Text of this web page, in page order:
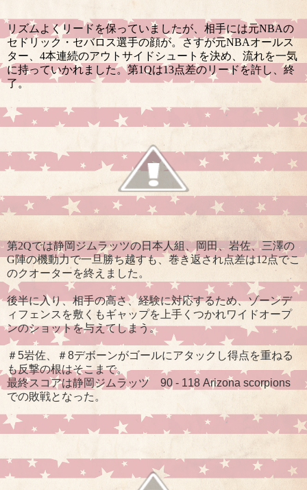
リズムよくリードを保っていましたが、相手には元NBAの
セドリック・セバロス選手の顔が。さすが元NBAオールス
ター、4本連続のアウトサイドシュートを決め、流れを一気
に持っていかれました。第1Qは13点差のリードを許し、終
了。
第2Qでは静岡ジムラッツの日本人組、岡田、岩佐、三澤の
G陣の機動力で一旦勝ち越すも、巻き返され点差は12点でこ
のクオーターを終えました。
後半に入り、相手の高さ、経験に対応するため、ゾーンデ
ィフェンスを敷くもギャップを上手くつかれワイドオープ
ンのショットを与えてしまう。
＃5岩佐、＃8デボーンがゴールにアタックし得点を重ねる
も反撃の根はそこまで。
最終スコアは静岡ジムラッツ 90 - 118 Arizona scorpions
での敗戦となった。